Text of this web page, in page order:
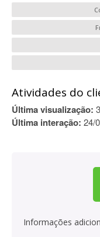
Atividades do
Última visualização:
Última interação: 24/
Informações